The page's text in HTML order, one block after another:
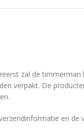
zal de
verpakt. De
en